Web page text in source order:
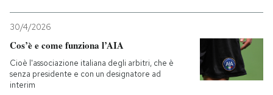
30/4/2026
Cos’è e come funziona l’AIA
Cioè l'associazione italiana degli arbitri, che è
senza presidente e con un designatore ad
interim